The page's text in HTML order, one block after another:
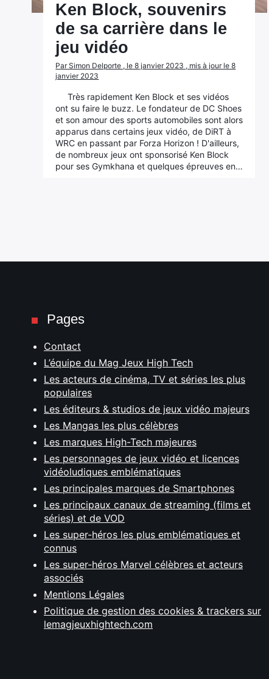
Ken Block, souvenirs
de sa carrière dans le
jeu vidéo
Par Simon Delporte , le 8 janvier 2023 , mis à jour le 8
janvier 2023
Très rapidement Ken Block et ses vidéos
ont su faire le buzz. Le fondateur de DC Shoes
et son amour des sports automobiles sont alors
apparus dans certains jeux vidéo, de DiRT à
WRC en passant par Forza Horizon ! D'ailleurs,
de nombreux jeux ont sponsorisé Ken Block
pour ses Gymkhana et quelques épreuves en…
Pages
Contact
L’équipe du Mag Jeux High Tech
Les acteurs de cinéma, TV et séries les plus
populaires
Les éditeurs & studios de jeux vidéo majeurs
Les Mangas les plus célèbres
Les marques High-Tech majeures
Les personnages de jeux vidéo et licences
vidéoludiques emblématiques
Les principales marques de Smartphones
Les principaux canaux de streaming (films et
séries) et de VOD
Les super-héros les plus emblématiques et
connus
Les super-héros Marvel célèbres et acteurs
associés
Mentions Légales
Politique de gestion des cookies & trackers sur
lemagjeuxhightech.com